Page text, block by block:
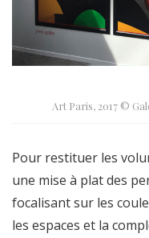
Art Paris, 2017 ©
Pour restituer les
une mise à plat des
focalisant sur les
les espaces et la